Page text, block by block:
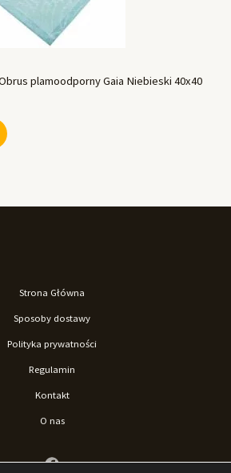
plamoodporny Gaia Niebieski 40x40
Strona Główna
Sposoby dostawy
Polityka prywatności
Regulamin
Kontakt
O nas